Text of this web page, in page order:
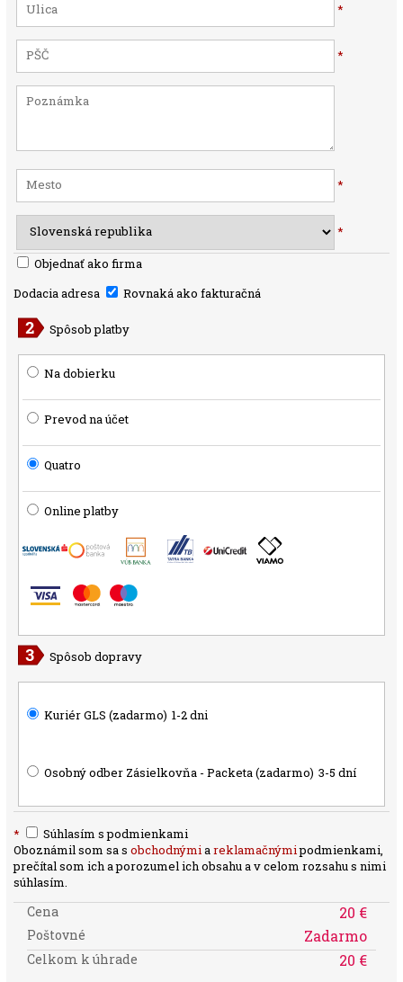
*
*
*
*
Objednať ako firma
Dodacia adresa
Rovnaká ako fakturačná
Spôsob platby
Na dobierku
Prevod na účet
Quatro
Online platby
Spôsob dopravy
Kuriér GLS (zadarmo) 1-2 dni
Osobný odber Zásielkovňa - Packeta (zadarmo) 3-5 dní
*
Súhlasím s podmienkami
Oboznámil som sa sobchodnými areklamačnýmipodmienkami,
prečítal som ich a porozumel ich obsahu a v celom rozsahu s nimi
súhlasím.
Cena 20 €
Poštovné Zadarmo
Celkom k úhrade 20 €